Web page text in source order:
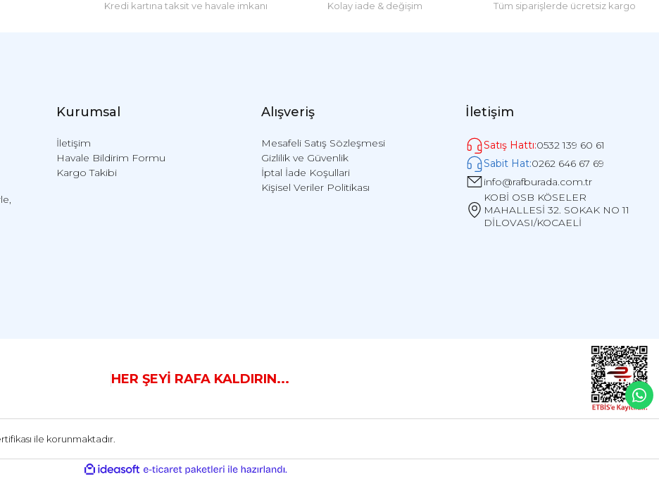
Kredi kartına taksit ve havale imkanı Kolay iade & değişim Tüm siparişlerde ücretsiz kargo
Kurumsal
İletişim
Havale Bildirim Formu
Kargo Takibi
Alışveriş
Mesafeli Satış Sözleşmesi
Gizlilik ve Güvenlik
İptal İade Koşullari
Kişisel Veriler Politikası
İletişim
Satış Hattı:0532 139 60 61
Sabit Hat:0262 646 67 69
info@rafburada.com.tr
KOBİ OSB KÖSELER
MAHALLESİ 32. SOKAK NO 11
DİLOVASI/KOCAELİ
HER ŞEYİ RAFA KALDIRIN...
ile korunmaktadır.
ideasoft
e-